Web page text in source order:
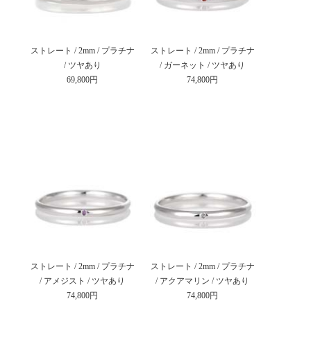
ストレート / 2mm / プラチナ
/ ツヤあり
69,800円
ストレート / 2mm / プラチナ
/ ガーネット / ツヤあり
74,800円
ストレート / 2mm / プラチナ
/ アメジスト / ツヤあり
74,800円
ストレート / 2mm / プラチナ
/ アクアマリン / ツヤあり
74,800円